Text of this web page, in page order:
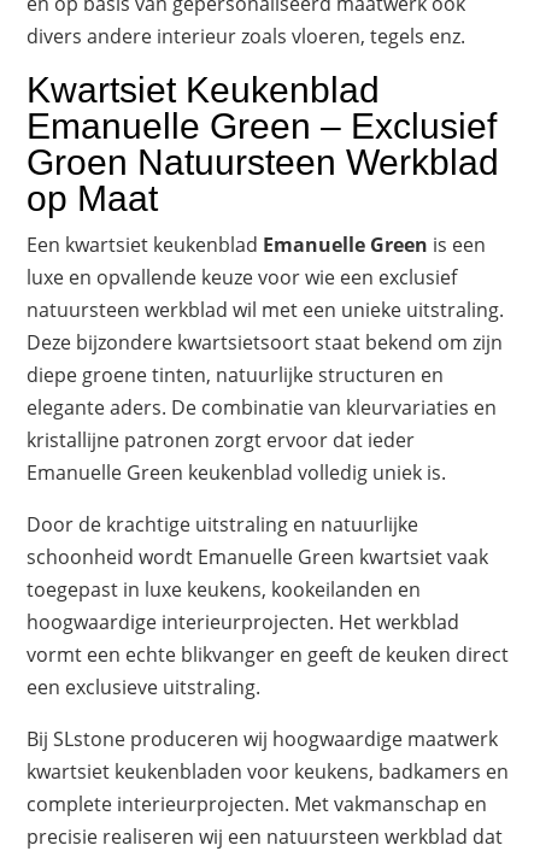
divers andere interieur zoals vloeren, tegels enz.
Kwartsiet Keukenblad
Emanuelle Green – Exclusief
Groen Natuursteen Werkblad
op Maat
Een kwartsiet keukenblad Emanuelle Green is een
luxe en opvallende keuze voor wie een exclusief
natuursteen werkblad wil met een unieke uitstraling.
Deze bijzondere kwartsietsoort staat bekend om zijn
diepe groene tinten, natuurlijke structuren en
elegante aders. De combinatie van kleurvariaties en
kristallijne patronen zorgt ervoor dat ieder
Emanuelle Green keukenblad volledig uniek is.
Door de krachtige uitstraling en natuurlijke
schoonheid wordt Emanuelle Green kwartsiet vaak
toegepast in luxe keukens, kookeilanden en
hoogwaardige interieurprojecten. Het werkblad
vormt een echte blikvanger en geeft de keuken direct
een exclusieve uitstraling.
Bij SLstone produceren wij hoogwaardige maatwerk
kwartsiet keukenbladen voor keukens, badkamers en
complete interieurprojecten. Met vakmanschap en
precisie realiseren wij een natuursteen werkblad dat